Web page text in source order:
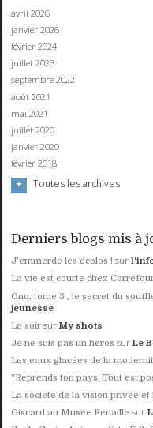
avril 2026
janvier 2026
février 2024
juillet 2023
septembre 2022
août 2021
mai 2021
juillet 2020
janvier 2020
février 2018
Toutes les archives
Derniers blogs mis à
J’emmerde les écolos ! sur
La vie est courte chez
Ono, tome 3 , le secret du
jeunesse
Le soir surMy shots
Je ne suis pas un héros surLe
Les eaux glacées de la
”Reprends ton pays. Tout est
La société de la vision privée et
Giscard au Musée Fenaille sur